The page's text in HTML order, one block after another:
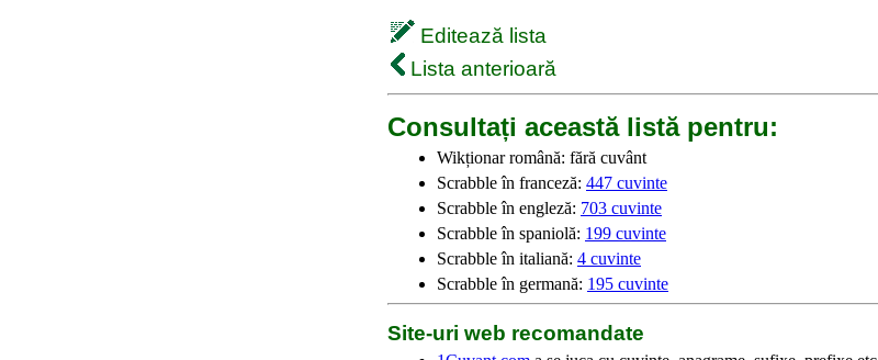
Editează lista
Lista anterioară
Consultați această listă pentru:
Wikționar română: fără cuvânt
Scrabble în franceză: 447 cuvinte
Scrabble în engleză: 703 cuvinte
Scrabble în spaniolă: 199 cuvinte
Scrabble în italiană: 4 cuvinte
Scrabble în germană: 195 cuvinte
Site-uri web recomandate